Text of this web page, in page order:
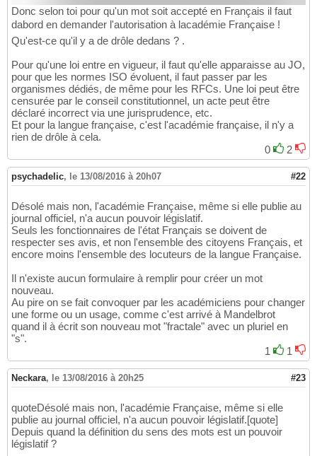
Donc selon toi pour qu'un mot soit accepté en Français il faut
dabord en demander l'autorisation à lacadémie Française !
Qu'est-ce qu'il y a de drôle dedans ? .
Pour qu'une loi entre en vigueur, il faut qu'elle apparaisse au JO,
pour que les normes ISO évoluent, il faut passer par les
organismes dédiés, de même pour les RFCs. Une loi peut être
censurée par le conseil constitutionnel, un acte peut être
déclaré incorrect via une jurisprudence, etc.
Et pour la langue française, c'est l'académie française, il n'y a
rien de drôle à cela.
0
2
psychadelic, le 13/08/2016 à 20h07 #22
Désolé mais non, l'académie Française, même si elle publie au
journal officiel, n'a aucun pouvoir législatif.
Seuls les fonctionnaires de l'état Français se doivent de
respecter ses avis, et non l'ensemble des citoyens Français, et
encore moins l'ensemble des locuteurs de la langue Française.
Il n'existe aucun formulaire à remplir pour créer un mot
nouveau.
Au pire on se fait convoquer par les académiciens pour changer
une forme ou un usage, comme c'est arrivé à Mandelbrot
quand il à écrit son nouveau mot "fractale" avec un pluriel en
"s".
1
1
Neckara, le 13/08/2016 à 20h25 #23
quoteDésolé mais non, l'académie Française, même si elle
publie au journal officiel, n'a aucun pouvoir législatif.[quote]
Depuis quand la définition du sens des mots est un pouvoir
législatif ?